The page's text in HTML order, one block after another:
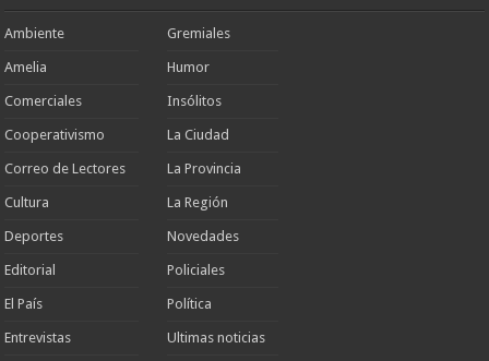
Ambiente
Amelia
Comerciales
Cooperativismo
Correo de Lectores
Cultura
Deportes
Editorial
El País
Entrevistas
Gremiales
Humor
Insólitos
La Ciudad
La Provincia
La Región
Novedades
Policiales
Política
Ultimas noticias